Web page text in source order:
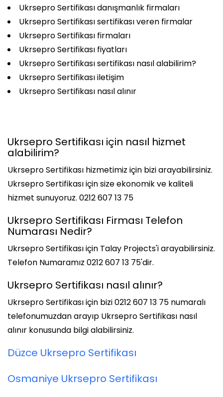
Ukrsepro Sertifikası danışmanlık firmaları
Ukrsepro Sertifikası sertifikası veren firmalar
Ukrsepro Sertifikası firmaları
Ukrsepro Sertifikası fiyatları
Ukrsepro Sertifikası sertifikası nasıl alabilirim?
Ukrsepro Sertifikası iletişim
Ukrsepro Sertifikası nasıl alınır
Ukrsepro Sertifikası için nasıl hizmet
alabilirim?
Ukrsepro Sertifikası hizmetimiz için bizi arayabilirsiniz.
Ukrsepro Sertifikası için size ekonomik ve kaliteli
hizmet sunuyoruz. 0212 607 13 75
Ukrsepro Sertifikası Firması Telefon
Numarası Nedir?
Ukrsepro Sertifikası için Talay Projects'i arayabilirsiniz.
Telefon Numaramız 0212 607 13 75'dir.
Ukrsepro Sertifikası nasıl alınır?
Ukrsepro Sertifikası için bizi 0212 607 13 75 numaralı
telefonumuzdan arayıp Ukrsepro Sertifikası nasıl
alınır konusunda bilgi alabilirsiniz.
Düzce Ukrsepro Sertifikası
Osmaniye Ukrsepro Sertifikası